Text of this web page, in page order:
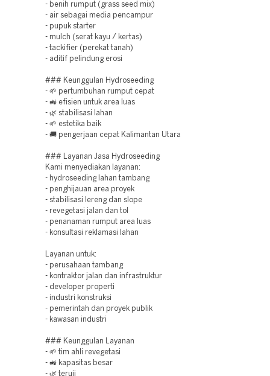
- benih rumput (grass seed mix)
- air sebagai media pencampur
- pupuk starter
- mulch (serat kayu / kertas)
- tackifier (perekat tanah)
- aditif pelindung erosi
### Keunggulan Hydroseeding
- 🌱 pertumbuhan rumput cepat
- 🚜 efisien untuk area luas
- 🌿 stabilisasi lahan
- 🌱 estetika baik
- 🚚 pengerjaan cepat Kalimantan Utara
### Layanan Jasa Hydroseeding
Kami menyediakan layanan:
- hydroseeding lahan tambang
- penghijauan area proyek
- stabilisasi lereng dan slope
- revegetasi jalan dan tol
- penanaman rumput area luas
- konsultasi reklamasi lahan
Layanan untuk:
- perusahaan tambang
- kontraktor jalan dan infrastruktur
- developer properti
- industri konstruksi
- pemerintah dan proyek publik
- kawasan industri
### Keunggulan Layanan
- 🌱 tim ahli revegetasi
- 🚜 kapasitas besar
- 🌿 teruji